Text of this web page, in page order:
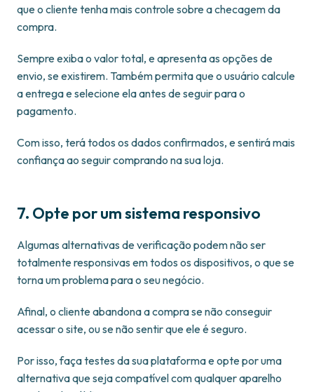
que o cliente tenha mais controle sobre a checagem da
compra.
Sempre exiba o valor total, e apresenta as opções de
envio, se existirem. Também permita que o usuário calcule
a entrega e selecione ela antes de seguir para o
pagamento.
Com isso, terá todos os dados confirmados, e sentirá mais
confiança ao seguir comprando na sua loja.
7. Opte por um sistema responsivo
Algumas alternativas de verificação podem não ser
totalmente responsivas em todos os dispositivos, o que se
torna um problema para o seu negócio.
Afinal, o cliente abandona a compra se não conseguir
acessar o site, ou se não sentir que ele é seguro.
Por isso, faça testes da sua plataforma e opte por uma
alternativa que seja compatível com qualquer aparelho